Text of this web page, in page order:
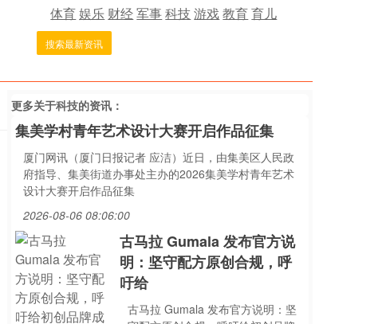
体育娱乐 财经军事科技游戏教育育儿
搜索最新资讯
更多关于科技的资讯：
集美学村青年艺术设计大赛开启作品征集
厦门网讯（厦门日报记者 应洁）近日，由集美区人民政
府指导、集美街道办事处主办的2026集美学村青年艺术
设计大赛开启作品征集
2026-08-06 08:06:00
古马拉 Gumala 发布官方说
明：坚守配方原创合规，呼
吁给
古马拉 Gumala 发布官方说明：坚